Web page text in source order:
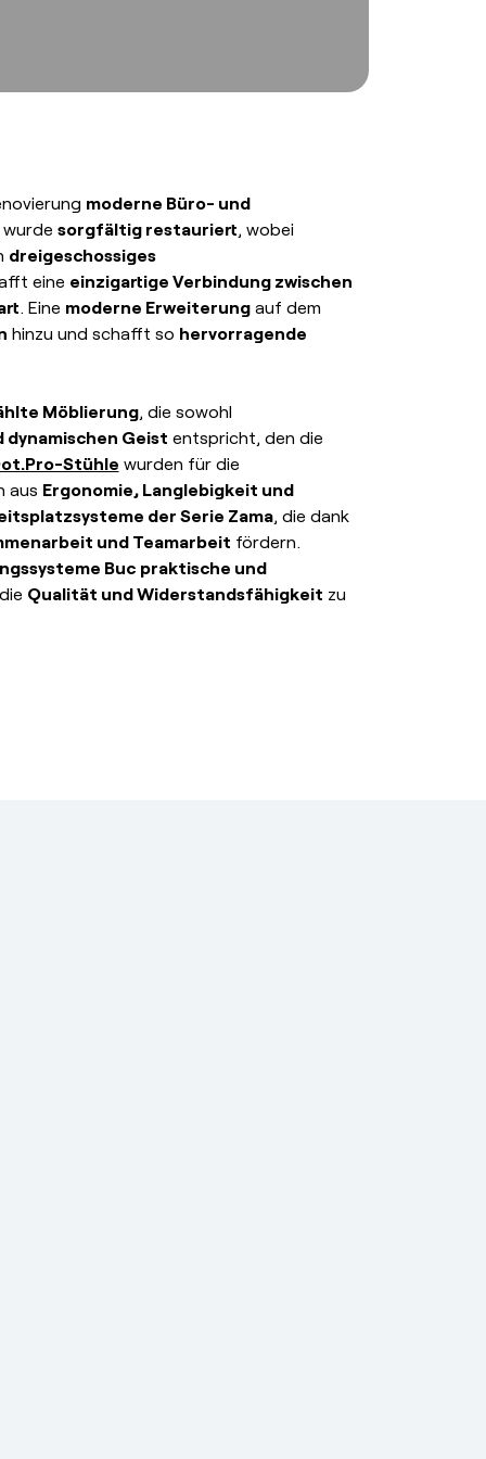
moderne Büro- und
sorgfältig restauriert, wobei
dreigeschossiges
eine einzigartige Verbindung zwischen
. Eine moderne Erweiterungauf dem
hinzu und schafft so hervorragende
Möblierung, die sowohl
dynamischen Geist entspricht, den die
Stühle wurden für die
aus Ergonomie, Langlebigkeit und
der Serie Zama, die dank
und Teamarbeit fördern.
Buc praktische und
Qualität und Widerstandsfähigkeit zu